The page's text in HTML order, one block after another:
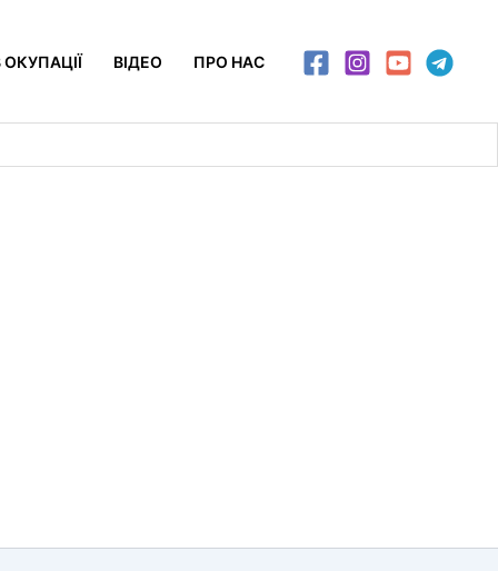
ВІДЕО ПРО НАС